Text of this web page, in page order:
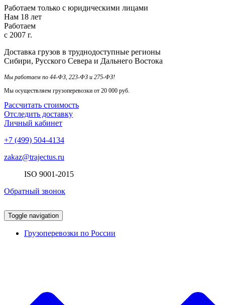
Работаем только с юридическими лицами
Нам 18 лет
Работаем
с 2007 г.
Доставка грузов в труднодоступные регионы
Сибири, Русского Севера и Дальнего Востока
Мы работаем по 44-ФЗ, 223-ФЗ и 275-ФЗ!
Мы осуществляем грузоперевозки от 20 000 руб.
Рассчитать стоимость
Отследить доставку
Личный кабинет
+7 (499) 504-4134
zakaz@trajectus.ru
ISO 9001-2015
Обратный звонок
Toggle navigation
Грузоперевозки по России